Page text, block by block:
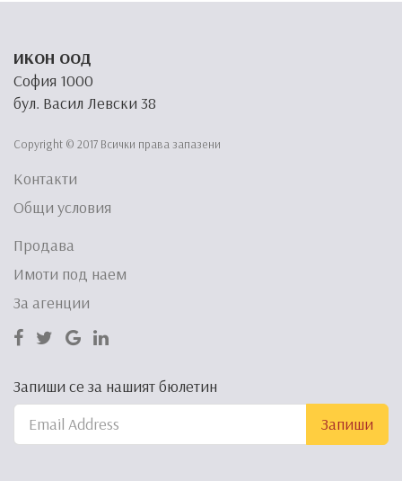
ИКОН ООД
София 1000
бул. Васил Левски 38
Copyright © 2017 Всички права запазени
Контакти
Общи условия
Продава
Имоти под наем
За агенции
Запиши се за нашият бюлетин
Запиши